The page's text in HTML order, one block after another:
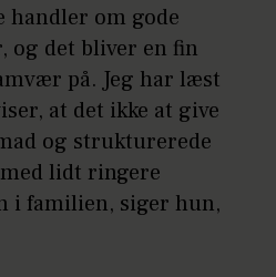
handler om gode
og det bliver en fin
på. Jeg har læst
at det ikke at give
og strukturerede
lidt ringere
i familien, siger hun,